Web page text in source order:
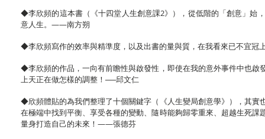
◆李欣頻的這本書（《十四堂人生創意課2》），從低階的「創意」始
意人生。——南方朔
◆李欣頻寫作的效率與精準度，以及出書的量與質，在我看來已不宜
◆李欣頻的作品，一向有前瞻性與啟發性，即使在我的意外事件中也
上天正在做怎樣的調整！──邱文仁
◆欣頻體貼的為我們整理了十個關鍵字（《人生變局創意學》），其
在極端中找到平衡、享受各種的變動、隨時能夠歸零重來、超越生死
量身打造自己的未來！——張德芬